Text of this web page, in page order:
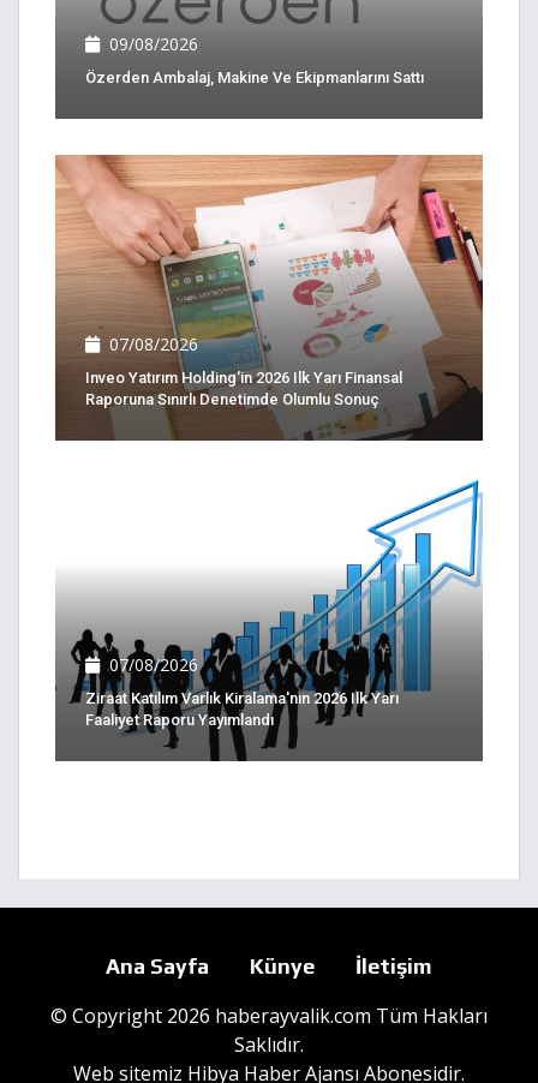
09/08/2026
Özerden Ambalaj, Makine Ve Ekipmanlarını Sattı
07/08/2026
Inveo Yatırım Holding'in 2026 Ilk Yarı Finansal
Raporuna Sınırlı Denetimde Olumlu Sonuç
07/08/2026
Ziraat Katılım Varlık Kiralama'nın 2026 Ilk Yarı
Faaliyet Raporu Yayımlandı
Ana Sayfa Künye İletişim
© Copyright 2026 haberayvalik.com Tüm Hakları
Saklıdır.
Web sitemiz Hibya Haber Ajansı Abonesidir.